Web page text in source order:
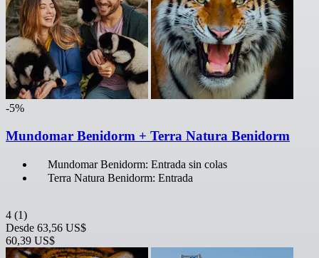
-5%
Mundomar Benidorm + Terra Natura Benidorm
Mundomar Benidorm: Entrada sin colas
Terra Natura Benidorm: Entrada
4 (1)
Desde 63,56 US$
60,39 US$